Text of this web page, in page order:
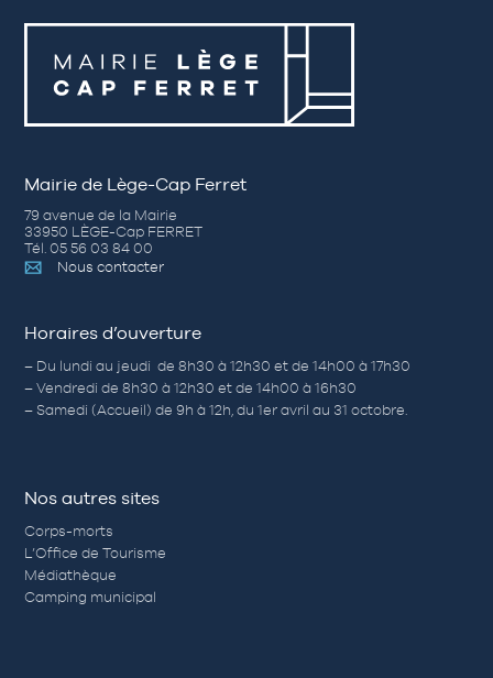
Mairie de Lège-Cap Ferret
79 avenue de la Mairie
33950 LÈGE-Cap FERRET
Tél. 05 56 03 84 00
Nous contacter
Horaires d’ouverture
– Du lundi au jeudi de 8h30 à 12h30 et de 14h00 à 17h30
– Vendredi de 8h30 à 12h30 et de 14h00 à 16h30
– Samedi (Accueil) de 9h à 12h, du 1er avril au 31 octobre.
Nos autres sites
Corps-morts
L’Office de Tourisme
Médiathèque
Camping municipal